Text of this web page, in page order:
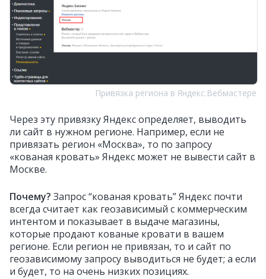
Привязка региона в Яндекс.Вебмастере
Через эту привязку Яндекс определяет, выводить
ли сайт в нужном регионе. Например, если не
привязать регион «Москва», то по запросу
«кованая кровать» Яндекс может не вывести сайт в
Москве.
Почему? Запрос “кованая кровать” Яндекс почти
всегда считает как геозависимый с коммерческим
интентом и показывает в выдаче магазины,
которые продают кованые кровати в вашем
регионе. Если регион не привязан, то и сайт по
геозависимому запросу выводиться не будет; а если
и будет, то на очень низких позициях.